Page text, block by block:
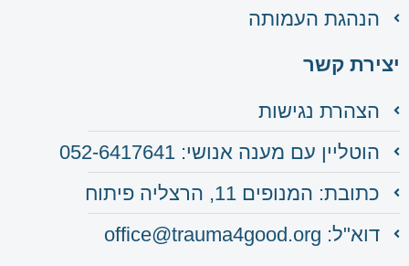
הנהגת העמותה
יצירת קשר
הצהרת נגישות
הוטליין עם מענה אנושי: 052-6417641
כתובת: המנופים 11, הרצליה פיתוח
דוא"ל: office@trauma4good.org